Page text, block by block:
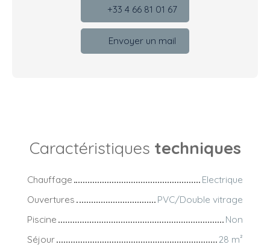
+33 4 66 81 01 67
Envoyer un mail
Caractéristiques techniques
Chauffage
Electrique
Ouvertures
PVC/Double vitrage
Piscine
Non
Séjour
28 m²